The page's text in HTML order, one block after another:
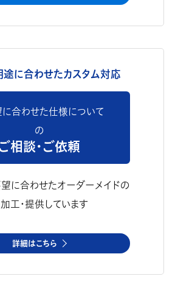
途に合わせたカスタム対応
合わせた仕様について
の
相談・ご依頼
に合わせたオーダーメイドの
工・提供しています
詳細はこちら